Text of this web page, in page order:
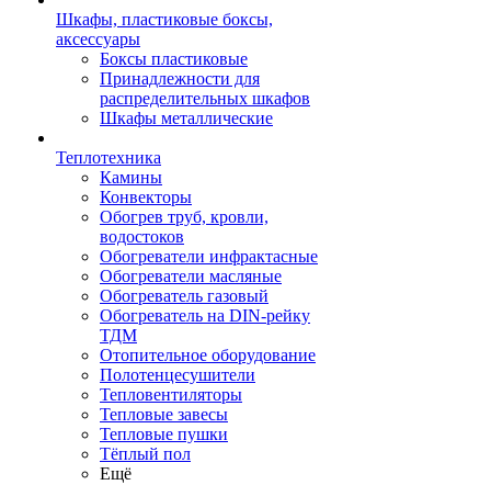
Шкафы, пластиковые боксы,
аксессуары
Боксы пластиковые
Принадлежности для
распределительных шкафов
Шкафы металлические
Теплотехника
Камины
Конвекторы
Обогрев труб, кровли,
водостоков
Обогреватели инфрактасные
Обогреватели масляные
Обогреватель газовый
Обогреватель на DIN-рейку
ТДМ
Отопительное оборудование
Полотенцесушители
Тепловентиляторы
Тепловые завесы
Тепловые пушки
Тёплый пол
Ещё